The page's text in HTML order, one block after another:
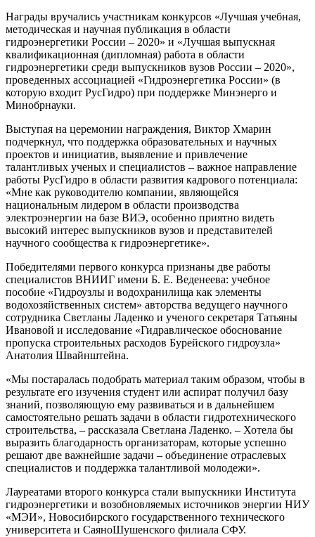
Награды вручались участникам конкурсов «Лучшая учебная,
методическая и научная публикация в области
гидроэнергетики России – 2020» и «Лучшая выпускная
квалификационная (дипломная) работа в области
гидроэнергетики среди выпускников вузов России – 2020»,
проведенных ассоциацией «Гидроэнергетика России» (в
которую входит РусГидро) при поддержке Минэнерго и
Минобрнауки.
Выступая на церемонии награждения, Виктор Хмарин
подчеркнул, что поддержка образовательных и научных
проектов и инициатив, выявление и привлечение
талантливых ученых и специалистов – важное направление
работы РусГидро в области развития кадрового потенциала:
«Мне как руководителю компании, являющейся
национальным лидером в области производства
электроэнергии на базе ВИЭ, особенно приятно видеть
высокий интерес выпускников вузов и представителей
научного сообщества к гидроэнергетике».
Победителями первого конкурса признаны две работы
специалистов ВНИИГ имени Б. Е. Веденеева: учебное
пособие «Гидроузлы и водохранилища как элементы
водохозяйственных систем» авторства ведущего научного
сотрудника Светланы Ладенко и ученого секретаря Татьяны
Ивановой и исследование «Гидравлическое обоснование
пропуска строительных расходов Бурейского гидроузла»
Анатолия Швайнштейна.
«Мы постаралась подобрать материал таким образом, чтобы в
результате его изучения студент или аспират получил базу
знаний, позволяющую ему развиваться и в дальнейшем
самостоятельно решать задачи в области гидротехнического
строительства, – рассказала Светлана Ладенко. – Хотела бы
выразить благодарность организаторам, которые успешно
решают две важнейшие задачи – объединение отраслевых
специалистов и поддержка талантливой молодежи».
Лауреатами второго конкурса стали выпускники Института
гидроэнергетики и возобновляемых источников энергии НИУ
«МЭИ», Новосибирского государственного технического
университета и Саяно­Шушенского филиала СФУ.